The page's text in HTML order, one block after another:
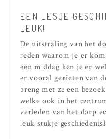
EEN LESJE
LEUK!
De uitstraling van het
reden waarom je er
een middag ben je er
er vooral genieten van
breng met ze een
welke ook in het
verleden van het dorp
leuk stukje